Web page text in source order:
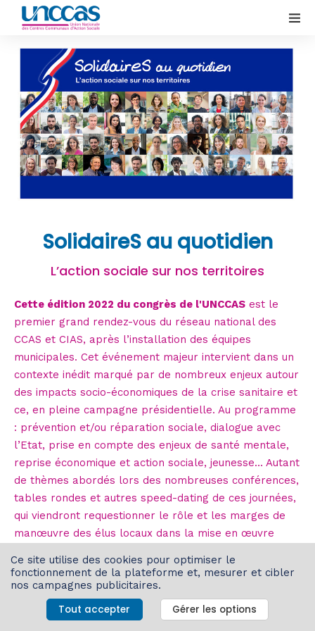
SolidaireS au quotidien
L’action sociale sur nos territoires
Cette édition 2022 du congrès de l'UNCCAS est le
premier grand rendez-vous du réseau national des
CCAS et CIAS, après l’installation des équipes
municipales. Cet événement majeur intervient dans un
contexte inédit marqué par de nombreux enjeux autour
des impacts socio-économiques de la crise sanitaire et
ce, en pleine campagne présidentielle. Au programme
: prévention et/ou réparation sociale, dialogue avec
l’Etat, prise en compte des enjeux de santé mentale,
reprise économique et action sociale, jeunesse… Autant
de thèmes abordés lors des nombreuses conférences,
tables rondes et autres speed-dating de ces journées,
qui viendront requestionner le rôle et les marges de
manœuvre des élus locaux dans la mise en œuvre
*Cet événement est prévu sous réserve de l’évolution
de la situation sanitaire, et dans l’application des
Ce site utilise des cookies pour optimiser le
fonctionnement de la plateforme et, mesurer et cibler
nos campagnes publicitaires.
Tout accepter Gérer les options